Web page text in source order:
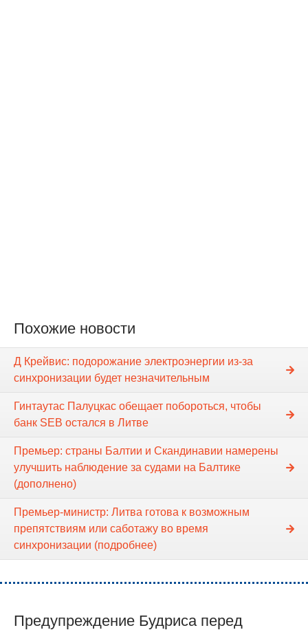
Похожие новости
Д Крейвис: подорожание электроэнергии из-за
синхронизации будет незначительным
Гинтаутас Палуцкас обещает побороться, чтобы
банк SEB остался в Литве
Премьер: страны Балтии и Скандинавии намерены
улучшить наблюдение за судами на Балтике
(дополнено)
Премьер-министр: Литва готова к возможным
препятствиям или саботажу во время
синхронизации (подробнее)
Предупреждение Будриса перед